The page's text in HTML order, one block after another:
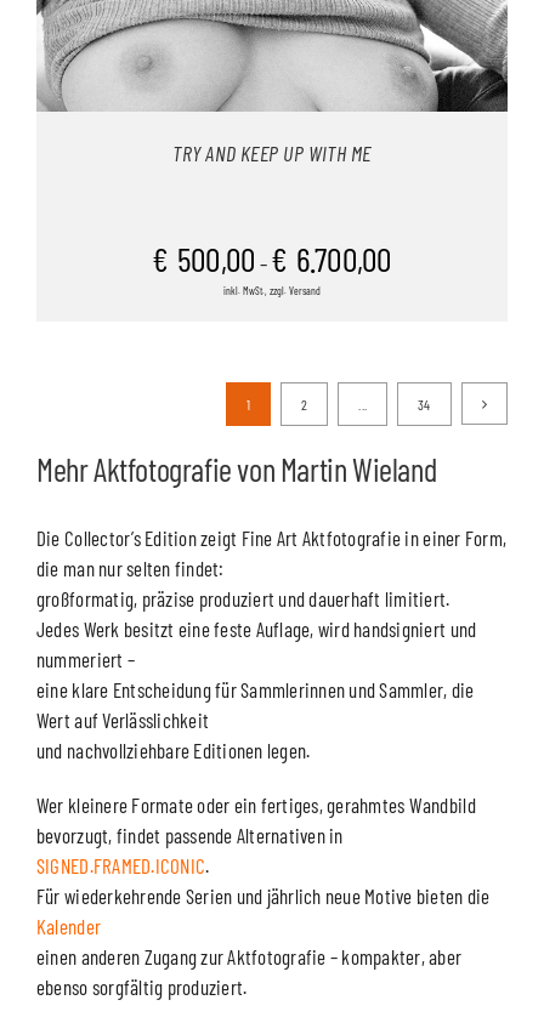
TRY AND KEEP UP WITH ME
€ 500,00 – € 6.700,00
inkl. MwSt., zzgl. Versand
1 2 34
Mehr Aktfotografie von Martin Wieland
Die Collector’s Edition zeigt Fine Art Aktfotografie in einer Form,
die man nur selten findet:
großformatig, präzise produziert und dauerhaft limitiert.
Jedes Werk besitzt eine feste Auflage, wird handsigniert und
nummeriert –
eine klare Entscheidung für Sammlerinnen und Sammler, die
Wert auf Verlässlichkeit
und nachvollziehbare Editionen legen.
Wer kleinere Formate oder ein fertiges, gerahmtes Wandbild
bevorzugt, findet passende Alternativen in
SIGNED.FRAMED.ICONIC.
Für wiederkehrende Serien und jährlich neue Motive bieten die
Kalender
einen anderen Zugang zur Aktfotografie – kompakter, aber
ebenso sorgfältig produziert.